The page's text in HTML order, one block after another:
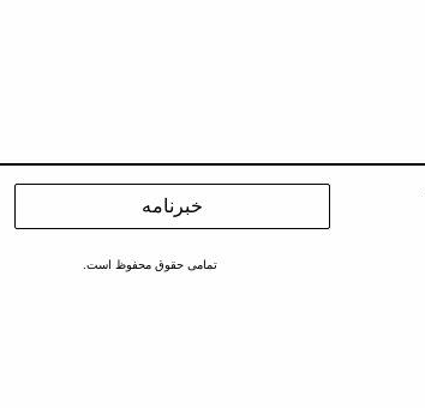
تمامی حقوق محفوظ است.